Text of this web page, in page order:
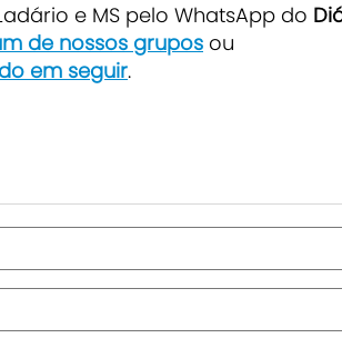
e MS pelo WhatsApp do
de nossos grupos ou
em seguir.